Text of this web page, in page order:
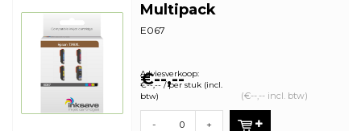
Multipack
E067
€--,--
Adviesverkoop:
€--,-- / per stuk (incl.
btw)
(€--,-- incl. btw)
- +